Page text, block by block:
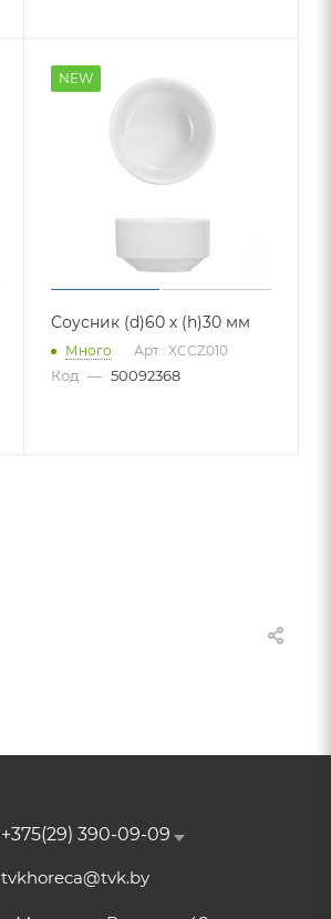
NEW
Соусник (d)60 х (h)30 мм
Много Арт.: XCCZ010
Код — 50092368
+375(29) 390-09-09
tvkhoreca@tvk.by